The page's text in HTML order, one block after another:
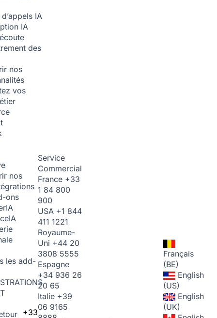
IA
IA
des
nos
vos
nos
ons
IA
IA
les add-
+33
Service
Commercial
France +33
1 84 800
900
USA +1 844
411 1221
Royaume-
Uni +44 20
3808 5555
Espagne
+34 936 26
20 65
Italie +39
06 9165
Français
(BE)
English
(US)
English
(UK)